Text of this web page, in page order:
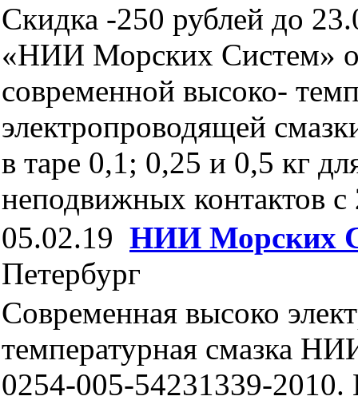
Скидка -250 рублей до
«НИИ Морских Систем»
современной высоко-
электропроводящей
в таре 0,1; 0,25 и 0,5 кг
неподвижных контактов
05.02.19 НИИ Морских
Петербург
Современная высоко
температурная смазка
0254-005-54231339-2010.